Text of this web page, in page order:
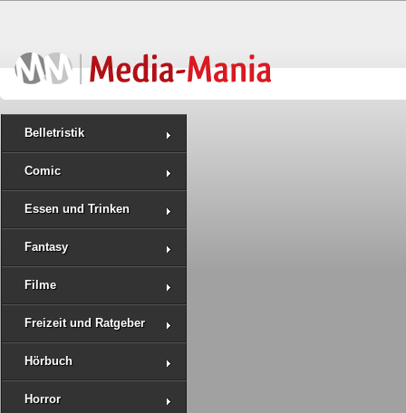
Belletristik
Comic
Essen und Trinken
Fantasy
Filme
Freizeit und Ratgeber
Hörbuch
Horror